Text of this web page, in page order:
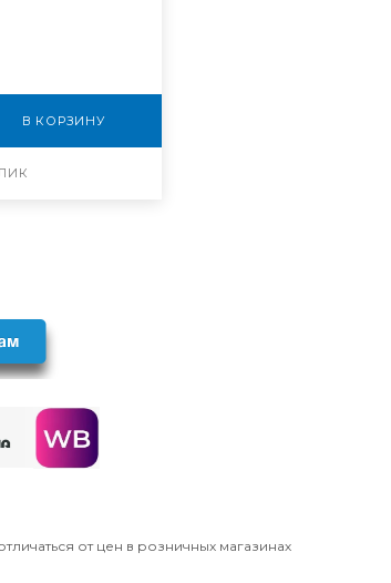
В КОРЗИНУ
от цен в розничных магазинах